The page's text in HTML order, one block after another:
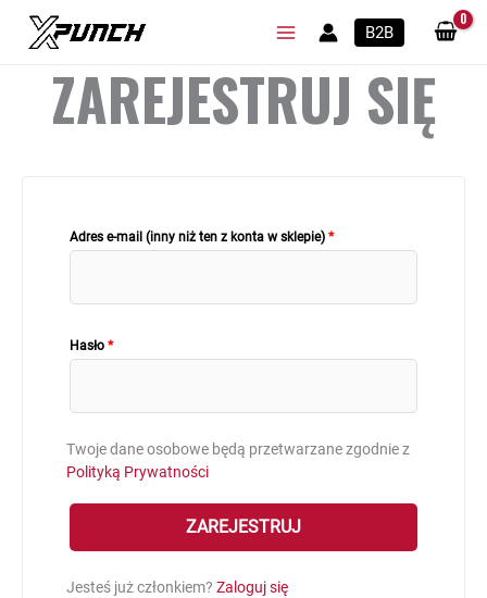
B2B
ZAREJESTRUJ SIĘ
Adres e-mail (inny niż ten z konta w sklepie) *
Hasło *
Twoje dane osobowe będą przetwarzane zgodnie z
Polityką Prywatności
ZAREJESTRUJ
Jesteś już członkiem? Zaloguj się